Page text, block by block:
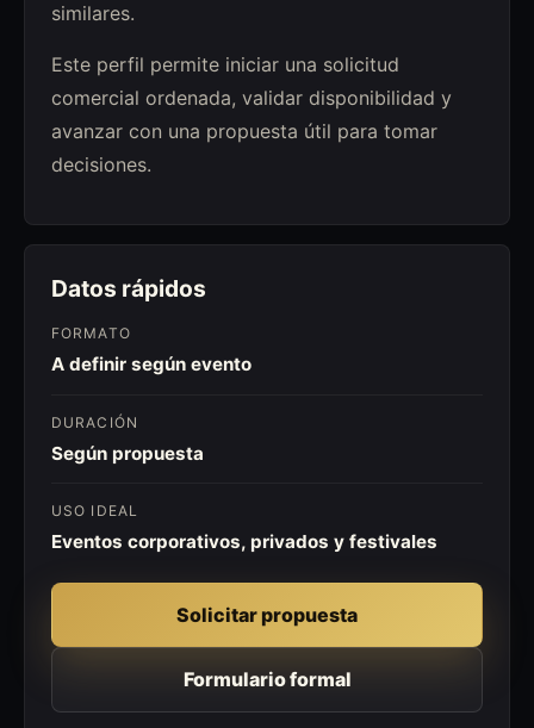
similares.
Este perfil permite iniciar una solicitud
comercial ordenada, validar disponibilidad y
avanzar con una propuesta útil para tomar
decisiones.
Datos rápidos
FORMATO
A definir según evento
DURACIÓN
Según propuesta
USO IDEAL
Eventos corporativos, privados y festivales
Solicitar propuesta
Formulario formal